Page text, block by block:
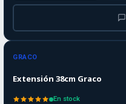
GRACO
Extensión 38cm Graco
En stock